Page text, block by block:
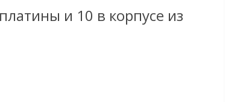
и 10 в корпусе из